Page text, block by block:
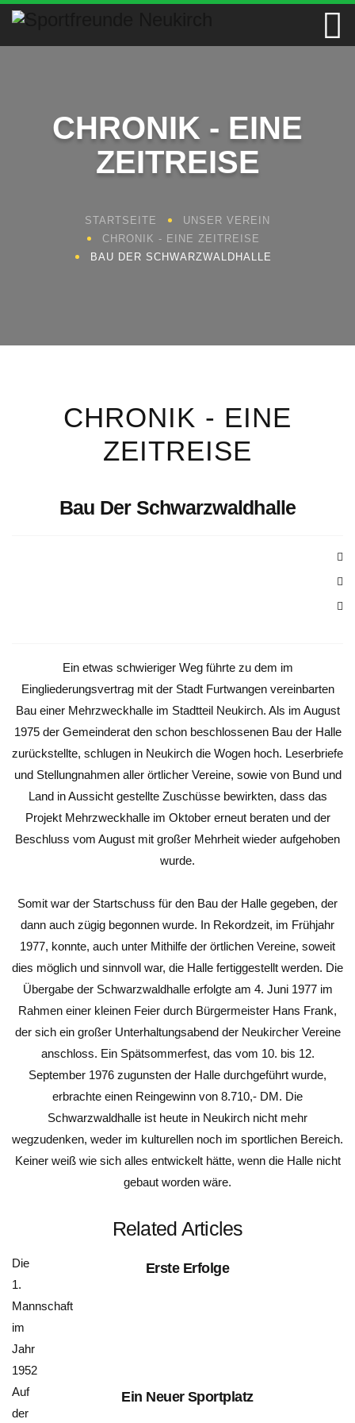
CHRONIK - EINE
ZEITREISE
STARTSEITE
UNSER VEREIN
CHRONIK - EINE ZEITREISE
BAU DER SCHWARZWALDHALLE
CHRONIK - EINE
ZEITREISE
Bau Der Schwarzwaldhalle
Ein etwas schwieriger Weg führte zu dem im
Eingliederungsvertrag mit der Stadt Furtwangen vereinbarten
Bau einer Mehrzweckhalle im Stadtteil Neukirch. Als im August
1975 der Gemeinderat den schon beschlossenen Bau der Halle
zurückstellte, schlugen in Neukirch die Wogen hoch. Leserbriefe
und Stellungnahmen aller örtlicher Vereine, sowie von Bund und
Land in Aussicht gestellte Zuschüsse bewirkten, dass das
Projekt Mehrzweckhalle im Oktober erneut beraten und der
Beschluss vom August mit großer Mehrheit wieder aufgehoben
wurde.
Somit war der Startschuss für den Bau der Halle gegeben, der
dann auch zügig begonnen wurde. In Rekordzeit, im Frühjahr
1977, konnte, auch unter Mithilfe der örtlichen Vereine, soweit
dies möglich und sinnvoll war, die Halle fertiggestellt werden. Die
Übergabe der Schwarzwaldhalle erfolgte am 4. Juni 1977 im
Rahmen einer kleinen Feier durch Bürgermeister Hans Frank,
der sich ein großer Unterhaltungsabend der Neukircher Vereine
anschloss. Ein Spätsommerfest, das vom 10. bis 12.
September 1976 zugunsten der Halle durchgeführt wurde,
erbrachte einen Reingewinn von 8.710,- DM. Die
Schwarzwaldhalle ist heute in Neukirch nicht mehr
wegzudenken, weder im kulturellen noch im sportlichen Bereich.
Keiner weiß wie sich alles entwickelt hätte, wenn die Halle nicht
gebaut worden wäre.
Related Articles
Die
1.
Mannschaft
im
Jahr
1952
Erste Erfolge
Auf
der
Ein Neuer Sportplatz